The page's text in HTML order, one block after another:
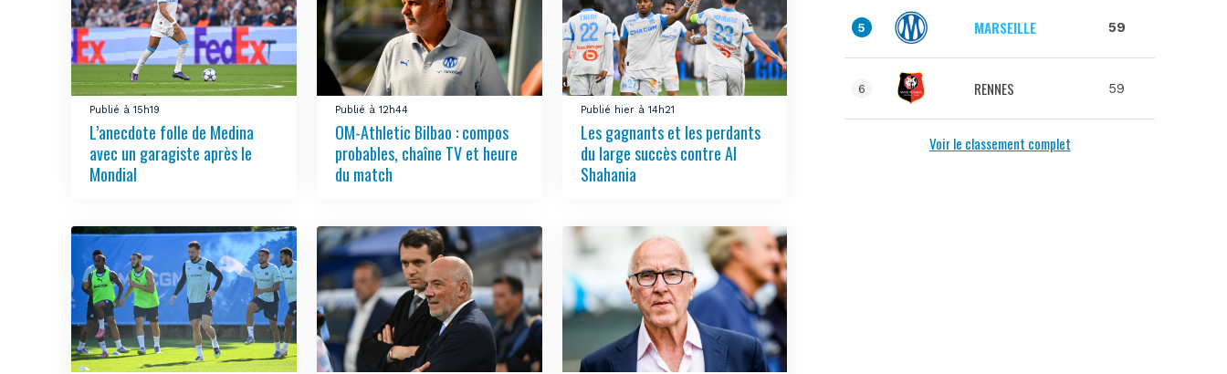
Publié à 15h19
L’anecdote folle de Medina
avec un garagiste après le
Mondial
Publié à 12h44
OM-Athletic Bilbao : compos
probables, chaîne TV et heure
du match
Publié hier à 14h21
Les gagnants et les perdants
du large succès contre Al
Shahania
5 MARSEILLE 59
6 RENNES 59
Voir le classement complet